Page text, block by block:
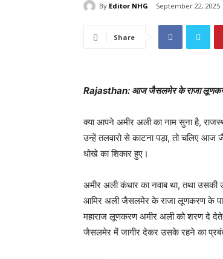
By Editor NHG September 22, 2025
Share
Rajasthan: आज जैसलमेर के राजा लूणकरण
क्या आपने अमीर अली का नाम सुना है,
उन्हें तलवारो से काटना पड़ा, तो चलिए
धोखे का शिकार हुए।
अमीर अली कंधार का नवाब था, तथा
आमिर अली जैसलमेर के राजा लूणकरण के
महाराज लूणकरण अमीर अली को शरण दे देते
जैसलमेर में जागीर देकर उसके रहने का